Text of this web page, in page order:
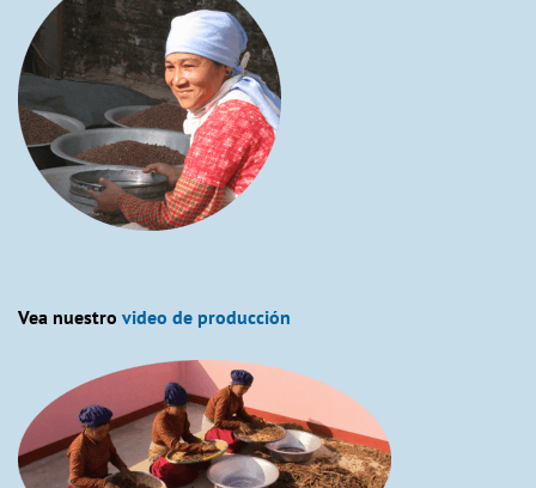
Vea nuestro video de producción